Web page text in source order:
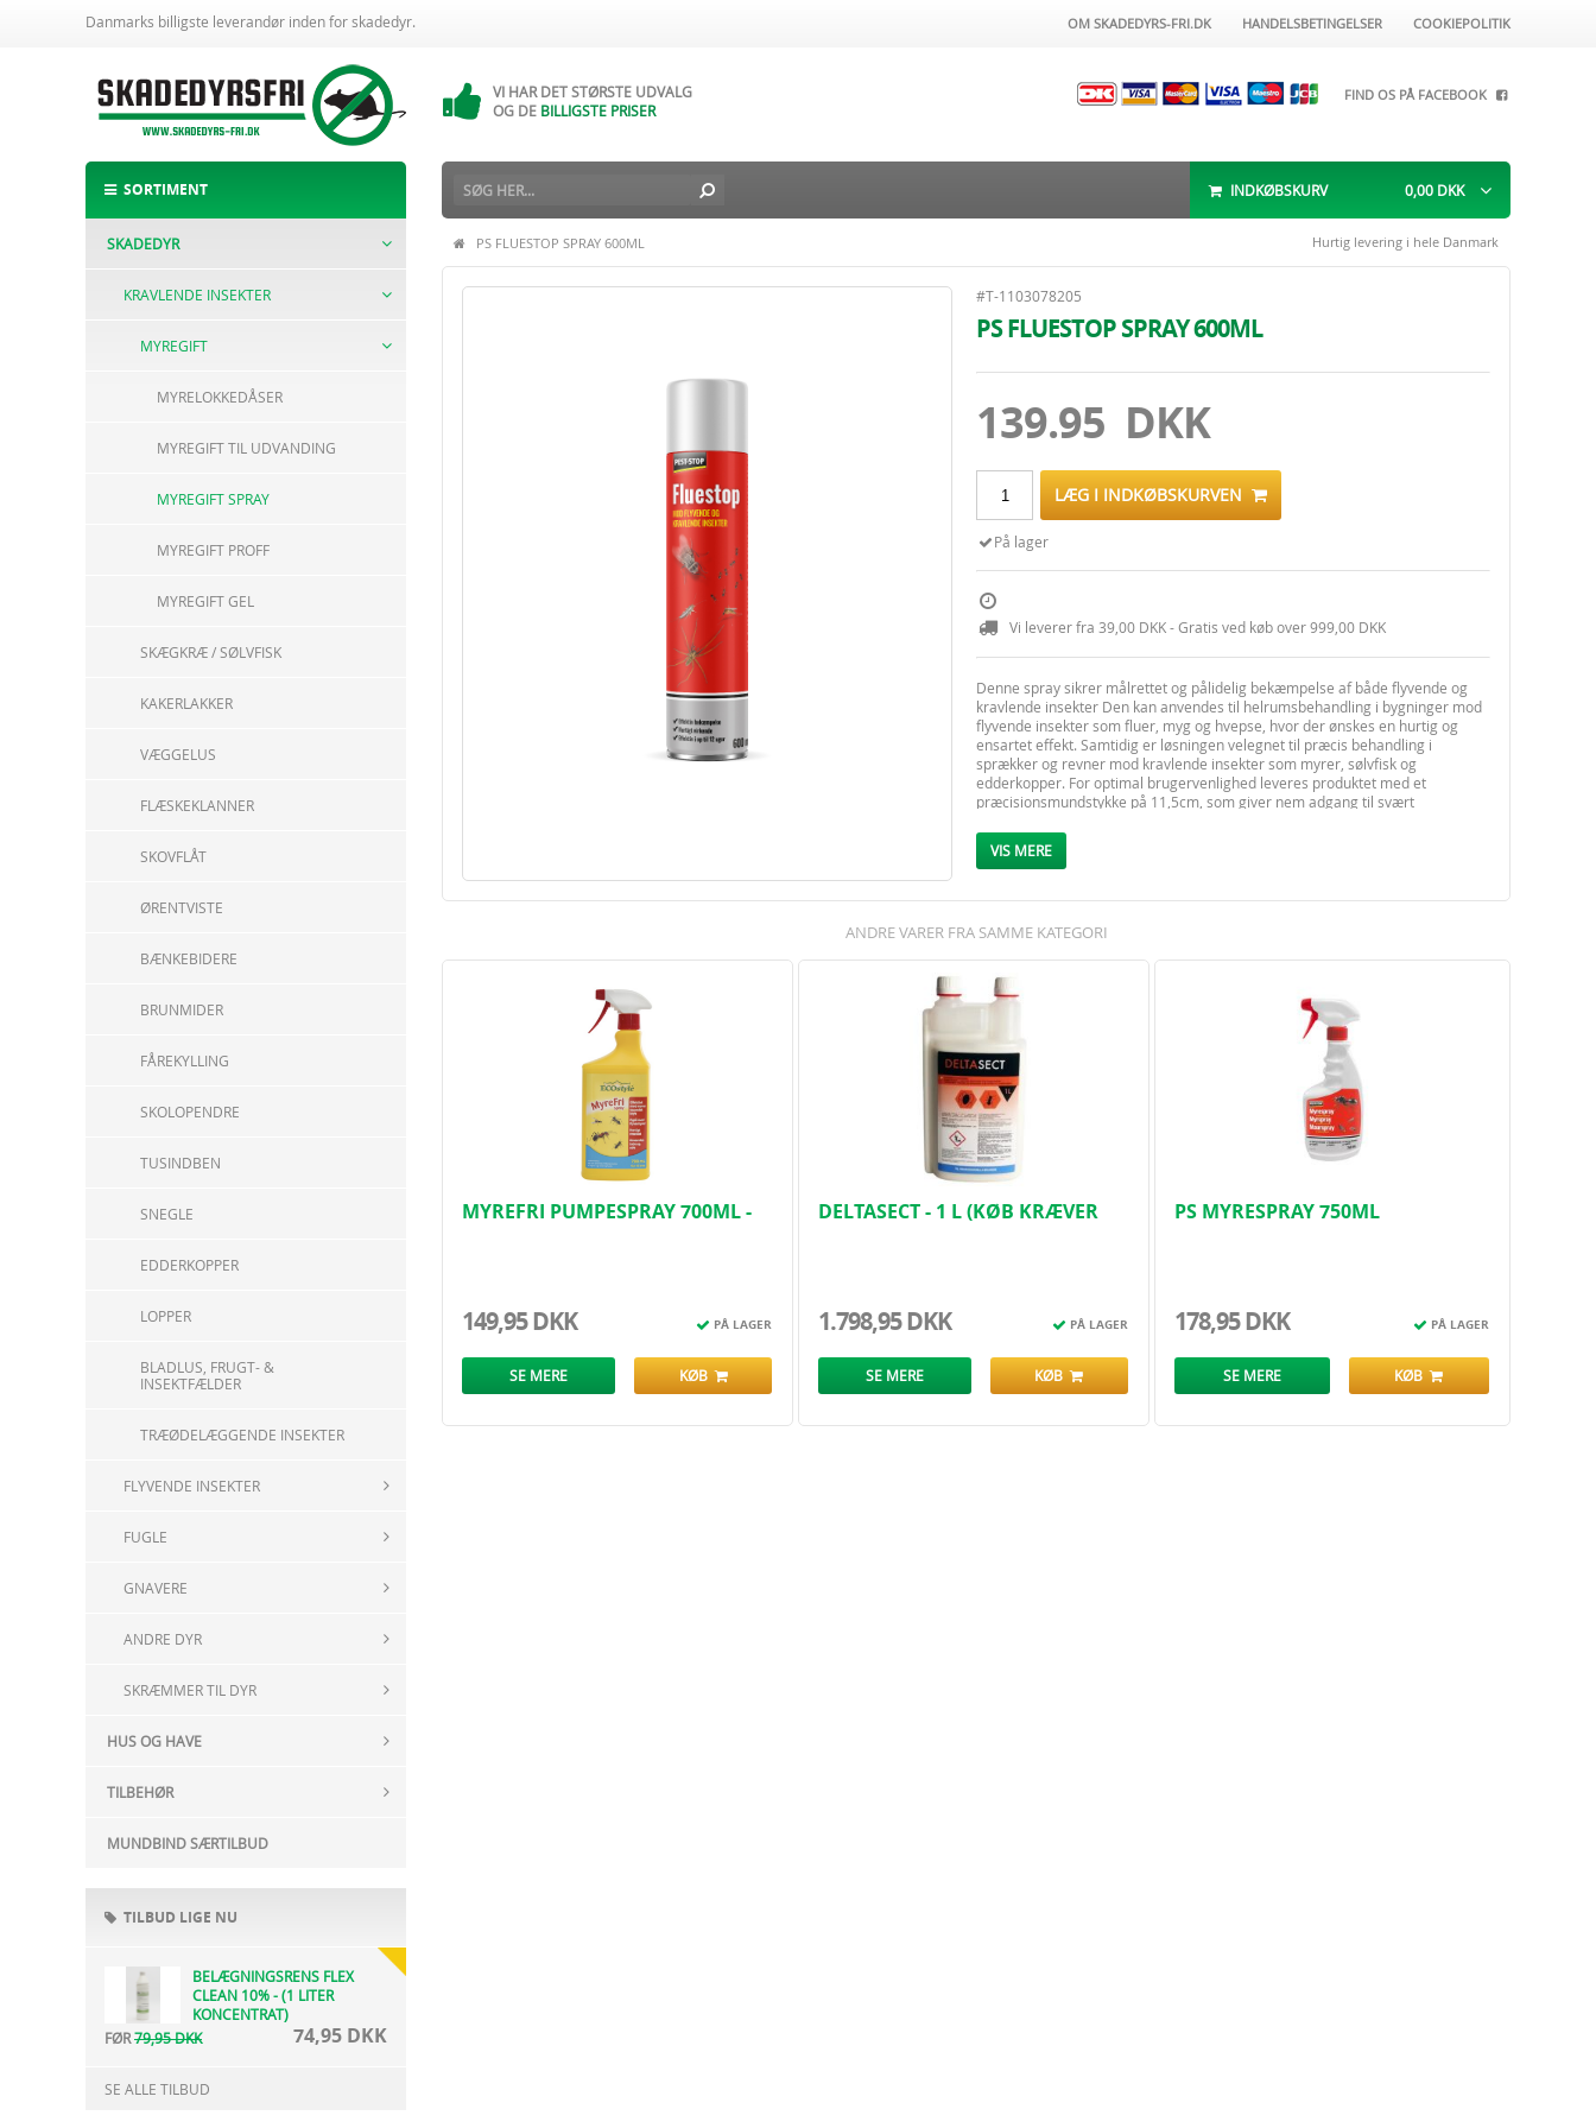
Danmarks billigste leverandør inden for skadedyr. OM SKADEDYRS-FRI.DK HANDELSBETINGELSER COOKIEPOLITIK
VI HAR DET STØRSTE UDVALG
OG DE BILLIGSTE PRISER
FIND OS PÅ FACEBOOK
SORTIMENT INDKØBSKURV 0,00 DKK
SKADEDYR
KRAVLENDE INSEKTER
MYREGIFT
MYRELOKKEDÅSER
MYREGIFT TIL UDVANDING
MYREGIFT SPRAY
MYREGIFT PROFF
MYREGIFT GEL
SKÆGKRÆ / SØLVFISK
KAKERLAKKER
VÆGGELUS
FLÆSKEKLANNER
SKOVFLÅT
ØRENTVISTE
BÆNKEBIDERE
BRUNMIDER
FÅREKYLLING
SKOLOPENDRE
TUSINDBEN
SNEGLE
EDDERKOPPER
LOPPER
BLADLUS, FRUGT- &
INSEKTFÆLDER
TRÆØDELÆGGENDE INSEKTER
FLYVENDE INSEKTER
FUGLE
GNAVERE
ANDRE DYR
SKRÆMMER TIL DYR
HUS OG HAVE
TILBEHØR
MUNDBIND SÆRTILBUD
TILBUD LIGE NU
BELÆGNINGSRENS FLEX
CLEAN 10% - (1 LITER
KONCENTRAT)
FØR79,95 DKK 74,95 DKK
SE ALLE TILBUD
PS FLUESTOP SPRAY 600ML Hurtig levering i hele Danmark
#T-1103078205
PS FLUESTOP SPRAY 600ML
139.95 DKK
LÆG I INDKØBSKURVEN
På lager
Vi leverer fra 39,00 DKK - Gratis ved køb over 999,00 DKK
Denne spray sikrer målrettet og pålidelig bekæmpelse af både flyvende og
kravlende insekter Den kan anvendes til helrumsbehandling i bygninger mod
flyvende insekter som fluer, myg og hvepse, hvor der ønskes en hurtig og
ensartet effekt. Samtidig er løsningen velegnet til præcis behandling i
sprækker og revner mod kravlende insekter som myrer, sølvfisk og
edderkopper. For optimal brugervenlighed leveres produktet med et
præcisionsmundstykke på 11,5cm, som giver nem adgang til svært
Flyvende insekter
skråt opad. Tryk på dysen og hold beholderen højt og ind i midten af rummet.
Kravlende insekter: For problemløsende og forebyggende behandling påføres
Udskift sprøjtemundstykket med det lange præcisionsmundstykke, som sidder
Klar til brug – ryst godt før brug
Ideel til både umiddelbar og forebyggende behandling
Hurtig knock-down effekt
Effektiv bekæmpelse af både flyvende og kravlende insekter
Velegnet til helrumsbehandling mod fluer, myg og hvepse
Målrettet indsats i sprækker og revner mod myrer, sølvfisk og edderkopper
Ekstra langt præcisionsmundstykke på 11,5 cm praktisk fastgjort på låget
Til
lofts- og hulrum (privat brug) og
udendørs (erhvervsmæs
sig brug). Her anbefaler vi dog at anvende en
spray med power-dyse for øget sikkerhed.
VIS MERE
ANDRE VARER FRA SAMME KATEGORI
MYREFRI PUMPESPRAY 700ML -
149,95 DKK PÅ LAGER
SE MERE KØB
DELTASECT - 1 L (KØB KRÆVER
1.798,95 DKK PÅ LAGER
SE MERE KØB
PS MYRESPRAY 750ML
178,95 DKK PÅ LAGER
SE MERE KØB